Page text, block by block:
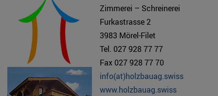
Zimmerei – Schreinerei
Furkastrasse 2
3983 Mörel-Filet
Tel. 027 928 77 77
Fax 027 928 77 70
info(at)holzbauag.swiss
www.holzbauag.swiss